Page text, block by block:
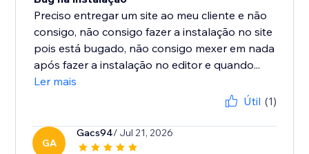
Preciso entregar um site ao meu cliente e não
consigo, não consigo fazer a instalação no site
pois está bugado, não consigo mexer em nada
após fazer a instalação no editor e quando...
Ler mais
Útil (1)
GA
Gacs94/ Jul 21, 2026